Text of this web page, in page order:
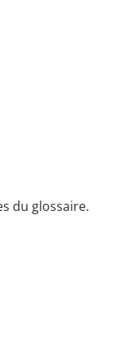
du glossaire.